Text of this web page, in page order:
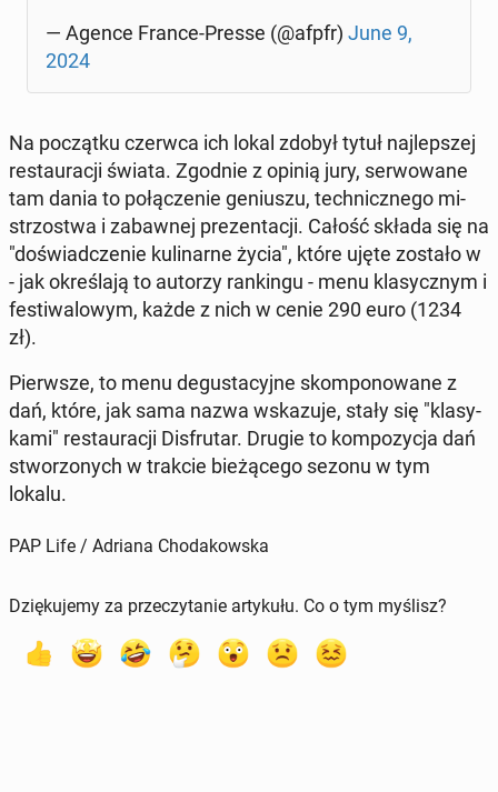
— Agence France-Presse (@afpfr) June 9,
2024
Na po­cząt­ku czerwca ich lokal zdobył tytuł naj­lep­szej
re­stau­ra­cji świata. Zgodnie z opinią jury, ser­wo­wa­ne
tam dania to po­łą­cze­nie ge­niu­szu, tech­nicz­ne­go mi­
strzo­stwa i za­baw­nej pre­zen­ta­cji. Całość składa się na
"do­świad­cze­nie ku­li­nar­ne życia", które ujęte zostało w
- jak okre­śla­ją to autorzy ran­kin­gu - menu kla­sycz­nym i
fe­sti­wa­lo­wym, każde z nich w cenie 290 euro (1234
zł).
Pierw­sze, to menu de­gu­sta­cyj­ne skom­po­no­wa­ne z
dań, które, jak sama nazwa wska­zu­je, stały się "kla­sy­
ka­mi" re­stau­ra­cji Dis­fru­tar. Drugie to kom­po­zy­cja dań
stwo­rzo­nych w trakcie bie­żą­ce­go sezonu w tym
lokalu.
PAP Life / Adriana Chodakowska
Dziękujemy za przeczytanie artykułu. Co o tym myślisz?